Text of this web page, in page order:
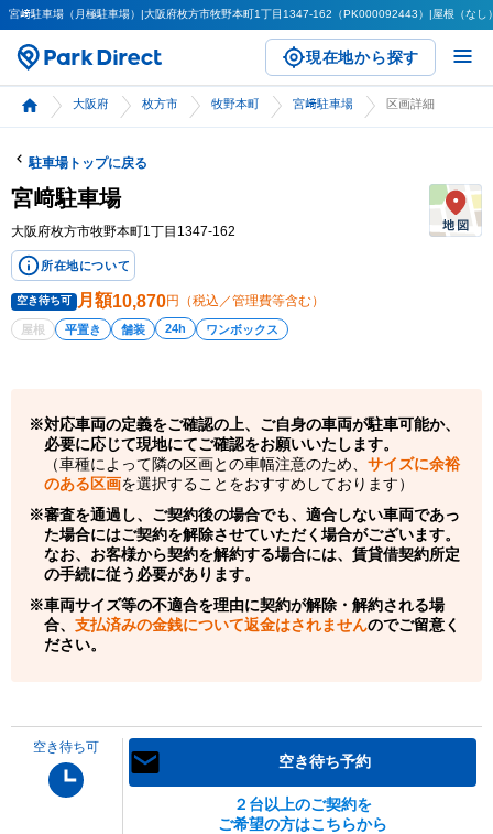
宮﨑駐車場（月極駐車場）|大阪府枚方市牧野本町1丁目1347-162（PK000092443）|屋根（な
現在地から探す
大阪府 枚方市 牧野本町 宮﨑駐車場 区画詳細
駐車場トップに戻る
宮﨑駐車場
大阪府枚方市牧野本町1丁目1347-162
所在地について
空き待ち可 月額10,870円（税込／管理費等含む）
屋根 平置き 舗装 24h ワンボックス
対応車両の定義をご確認の上、ご自身の車両が駐車可能か、
必要に応じて現地にてご確認をお願いいたします。
（車種によって隣の区画との車幅注意のため、 サイズに余裕
のある区画を選択することをおすすめしております）
審査を通過し、ご契約後の場合でも、適合しない車両であっ
た場合にはご契約を解除させていただく場合がございます。
なお、お客様から契約を解約する場合には、賃貸借契約所定
の手続に従う必要があります。
車両サイズ等の不適合を理由に契約が解除・解約される場
合、 支払済みの金銭について返金はされませんのでご留意く
ださい。
空き待ち可
空き待ち予約
２台以上のご契約を
ご希望の方はこちらから